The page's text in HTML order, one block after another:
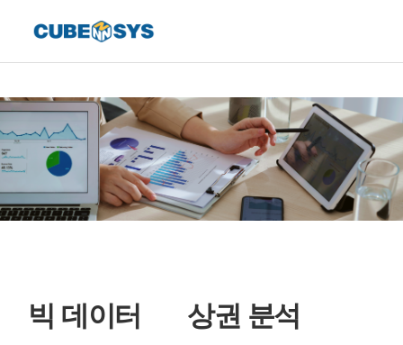
빅 데이터
상권 분석